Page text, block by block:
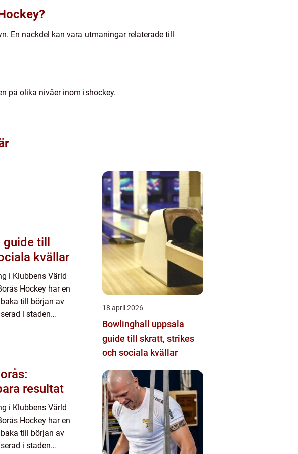
En nackdel kan vara utmaningar relaterade till
på olika nivåer inom ishockey.
kvällar
i Klubbens Värld
Hockey har en
till början av
i staden
resultat
i Klubbens Värld
Hockey har en
till början av
i staden
18 april 2026
Bowlinghall uppsala
guide till skratt, strikes
och sociala kvällar